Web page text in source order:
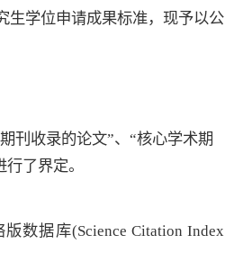
生学位申请成果标准，现予以公
期刊收录的论文”、“核心学术期
了界定。
版数据库(Science Citation Index